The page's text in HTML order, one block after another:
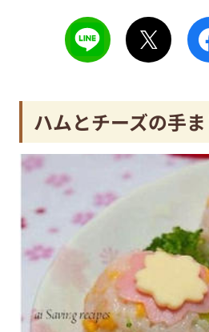
ハムとチーズの手